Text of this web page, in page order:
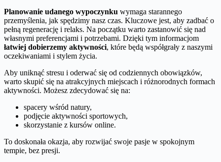
Planowanie udanego wypoczynku wymaga starannego
przemyślenia, jak spędzimy nasz czas. Kluczowe jest, aby zadbać o
pełną regenerację i relaks. Na początku warto zastanowić się nad
własnymi preferencjami i potrzebami. Dzięki tym informacjom
łatwiej dobierzemy aktywności, które będą współgrały z naszymi
oczekiwaniami i stylem życia.
Aby uniknąć stresu i oderwać się od codziennych obowiązków,
warto skupić się na atrakcyjnych miejscach i różnorodnych formach
aktywności. Możesz zdecydować się na:
spacery wśród natury,
podjęcie aktywności sportowych,
skorzystanie z kursów online.
To doskonała okazja, aby rozwijać swoje pasje w spokojnym
tempie, bez presji.